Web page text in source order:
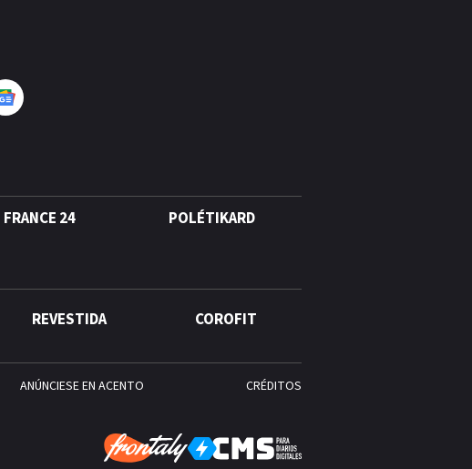
FRANCE 24 POLÉTIKARD
REVESTIDA COROFIT
ANÚNCIESE EN ACENTO CRÉDITOS